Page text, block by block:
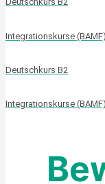
Integrationskurse
Deutschkurs B2
Integrationskurse